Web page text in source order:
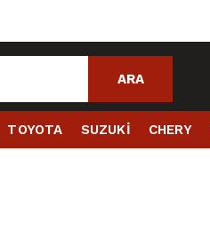
ARA
TOYOTA SUZUKİ CHERY